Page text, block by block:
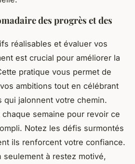
des progrès et des
réalisables et évaluer vos
est crucial pour améliorer la
pratique vous permet de
ambitions tout en célébrant
qui jalonnent votre chemin.
semaine pour revoir ce
Notez les défis surmontés
ils renforcent votre confiance.
seulement à restez motivé,